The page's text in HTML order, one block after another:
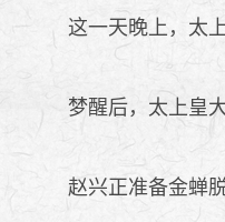
这一天晚上，太
梦醒后，太上皇大
赵兴正准备金蝉